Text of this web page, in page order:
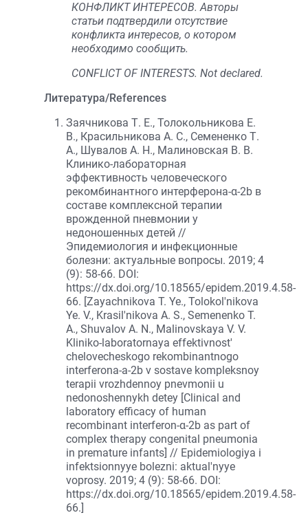
КОНФЛИКТ ИНТЕРЕСОВ. Авторы
статьи подтвердили отсутствие
конфликта интересов, о котором
необходимо сообщить.
CONFLICT OF INTERESTS. Not declared.
Литература/References
Заячникова Т. Е., Толокольникова Е.
В., Красильникова А. С., Семененко Т.
А., Шувалов А. Н., Малиновская В. В.
Клинико-лабораторная
эффективность человеческого
рекомбинантного интерферона-α-2b в
составе комплексной терапии
врожденной пневмонии у
недоношенных детей //
Эпидемиология и инфекционные
болезни: актуальные вопросы. 2019; 4
(9): 58-66. DOI:
https://dx.doi.org/10.18565/epidem.2019.4.58-
66. [Zayachnikova T. Ye., Tolokol'nikova
Ye. V., Krasil'nikova A. S., Semenenko T.
A., Shuvalov A. N., Malinovskaya V. V.
Kliniko-laboratornaya effektivnost'
chelovecheskogo rekombinantnogo
interferona-a-2b v sostave kompleksnoy
terapii vrozhdennoy pnevmonii u
nedonoshennykh detey [Clinical and
laboratory efficacy of human
recombinant interferon-α-2b as part of
complex therapy congenital pneumonia
in premature infants] // Epidemiologiya i
infektsionnyye bolezni: aktual'nyye
voprosy. 2019; 4 (9): 58-66. DOI:
https://dx.doi.org/10.18565/epidem.2019.4.58-
66.]